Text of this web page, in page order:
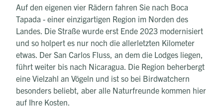
Auf den eigenen vier Rädern fahren Sie nach Boca
Tapada - einer einzigartigen Region im Norden des
Landes. Die Straße wurde erst Ende 2023 modernisiert
und so holpert es nur noch die allerletzten Kilometer
etwas. Der San Carlos Fluss, an dem die Lodges liegen,
führt weiter bis nach Nicaragua. Die Region beherbergt
eine Vielzahl an Vögeln und ist so bei Birdwatchern
besonders beliebt, aber alle Naturfreunde kommen hier
auf Ihre Kosten.